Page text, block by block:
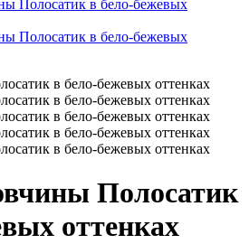
Полосатик
оттенках